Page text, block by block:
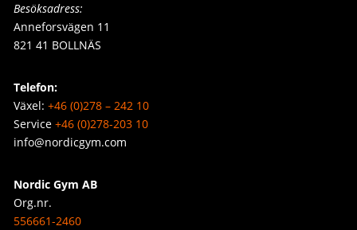
Besöksadress:
Anneforsvägen 11
821 41 BOLLNÄS
Telefon:
Växel: +46 (0)278 – 242 10
Service +46 (0)278-203 10
info@nordicgym.com
Nordic Gym AB
Org.nr.
556661-2460